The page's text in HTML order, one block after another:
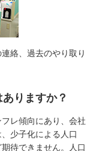
絡、過去のやり取り
りますか？
レ傾向にあり、会社
少子化による人口
待できません。人口